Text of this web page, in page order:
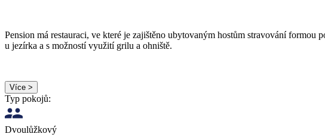
Pension má restauraci, ve které je zajištěno ubytovaným hostům stravování formou
u jezírka a s možností využití grilu a ohniště.
Více >
Typ pokojů:
Dvoulůžkový